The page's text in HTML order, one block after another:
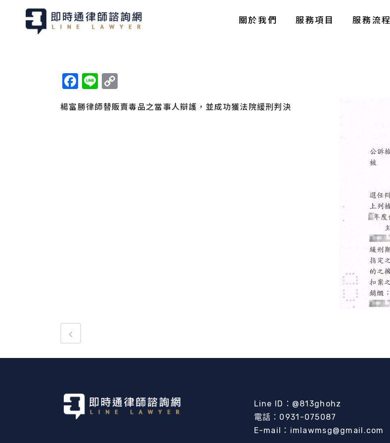
關於我們 服務項目 服務流程
Facebook
Line
Link
楊富勝律師替販賣毒品之當事人辯護，並成功獲法院緩刑判決
Line ID：@813ghohz
電話：0931-075087
E-mail：imlawmsg@gmail.com